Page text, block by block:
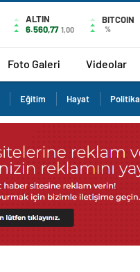
ALTIN
6.560,77 1,00
BITCOIN
%
Foto Galeri Videolar
Eğitim Hayat Politika